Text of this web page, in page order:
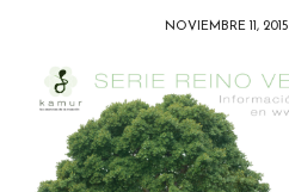
NOVIEMBRE 11, 2015